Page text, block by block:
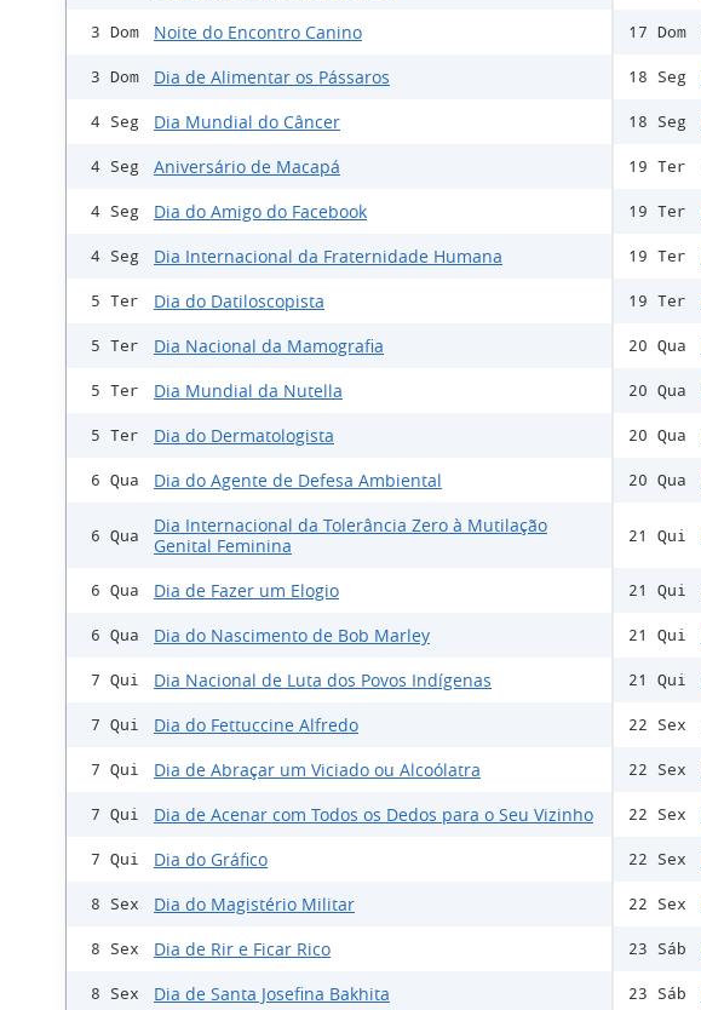
3 Dom Noite do Encontro Canino
3 Dom Dia de Alimentar os Pássaros
4 Seg Dia Mundial do Câncer
4 Seg Aniversário de Macapá
4 Seg Dia do Amigo do Facebook
4 Seg Dia Internacional da Fraternidade Humana
5 Ter Dia do Datiloscopista
5 Ter Dia Nacional da Mamografia
5 Ter Dia Mundial da Nutella
5 Ter Dia do Dermatologista
6 Qua Dia do Agente de Defesa Ambiental
6 Qua
Dia Internacional da Tolerância Zero à Mutilação
Genital Feminina
6 Qua Dia de Fazer um Elogio
6 Qua Dia do Nascimento de Bob Marley
7 Qui Dia Nacional de Luta dos Povos Indígenas
7 Qui Dia do Fettuccine Alfredo
7 Qui Dia de Abraçar um Viciado ou Alcoólatra
7 Qui Dia de Acenar com Todos os Dedos para o Seu Vizinho
7 Qui Dia do Gráfico
8 Sex Dia do Magistério Militar
8 Sex Dia de Rir e Ficar Rico
8 Sex Dia de Santa Josefina Bakhita
17 Dom
18 Seg
18 Seg
19 Ter
19 Ter
19 Ter
19 Ter
20 Qua
20 Qua
20 Qua
20 Qua
21 Qui
21 Qui
21 Qui
21 Qui
22 Sex
22 Sex
22 Sex
22 Sex
22 Sex
23 Sáb
23 Sáb